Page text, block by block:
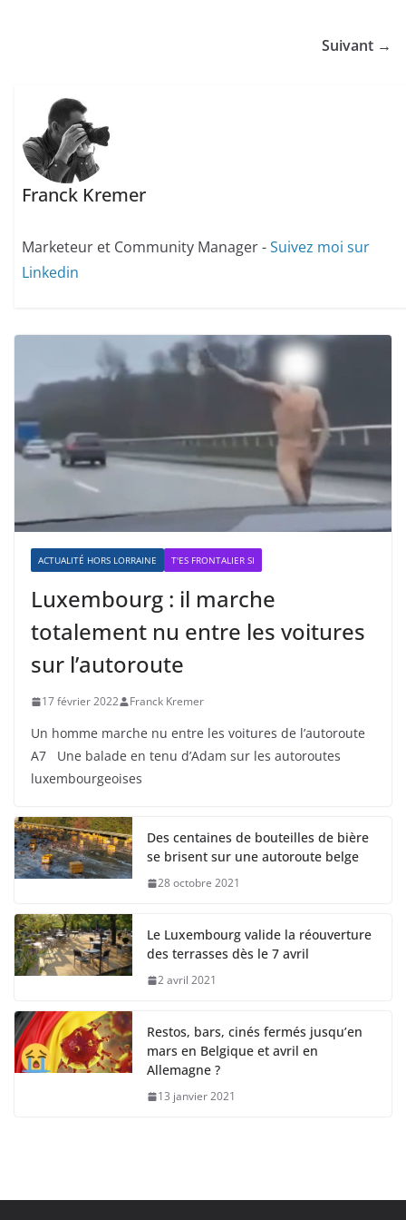
Suivant →
Franck Kremer
Marketeur et Community Manager -Suivez moi sur
Linkedin
ACTUALITÉ HORS LORRAINE T'ES FRONTALIER SI
Luxembourg : il marche
totalement nu entre les voitures
sur l’autoroute
17 février 2022 Franck Kremer
Un homme marche nu entre les voitures de l’autoroute
A7 Une balade en tenu d’Adam sur les autoroutes
luxembourgeoises
Des centaines de bouteilles de bière
se brisent sur une autoroute belge
28 octobre 2021
Le Luxembourg valide la réouverture
des terrasses dès le 7 avril
2 avril 2021
Restos, bars, cinés fermés jusqu’en
mars en Belgique et avril en
Allemagne ?
13 janvier 2021